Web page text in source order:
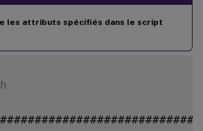
les attributs spécifiés dans le script